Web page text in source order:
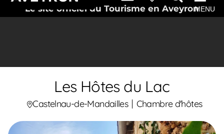
Le site officiel du Tourisme en AveyronMENU
Les Hôtes du Lac
Castelnau-de-Mandailles Chambre d'hôtes